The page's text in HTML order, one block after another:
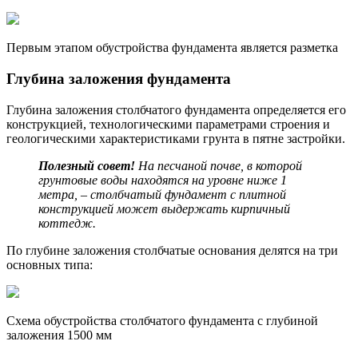
Первым этапом обустройства фундамента является разметка
Глубина заложения фундамента
Глубина заложения столбчатого фундамента определяется его
конструкцией, технологическими параметрами строения и
геологическими характеристиками грунта в пятне застройки.
Полезный совет! На песчаной почве, в которой
грунтовые воды находятся на уровне ниже 1
метра, – столбчатый фундамент с плитной
конструкцией может выдержать кирпичный
коттедж.
По глубине заложения столбчатые основания делятся на три
основных типа:
Схема обустройства столбчатого фундамента с глубиной
заложения 1500 мм